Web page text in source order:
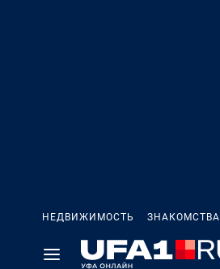
НЕДВИЖИМОСТЬ ЗНАКОМСТВА